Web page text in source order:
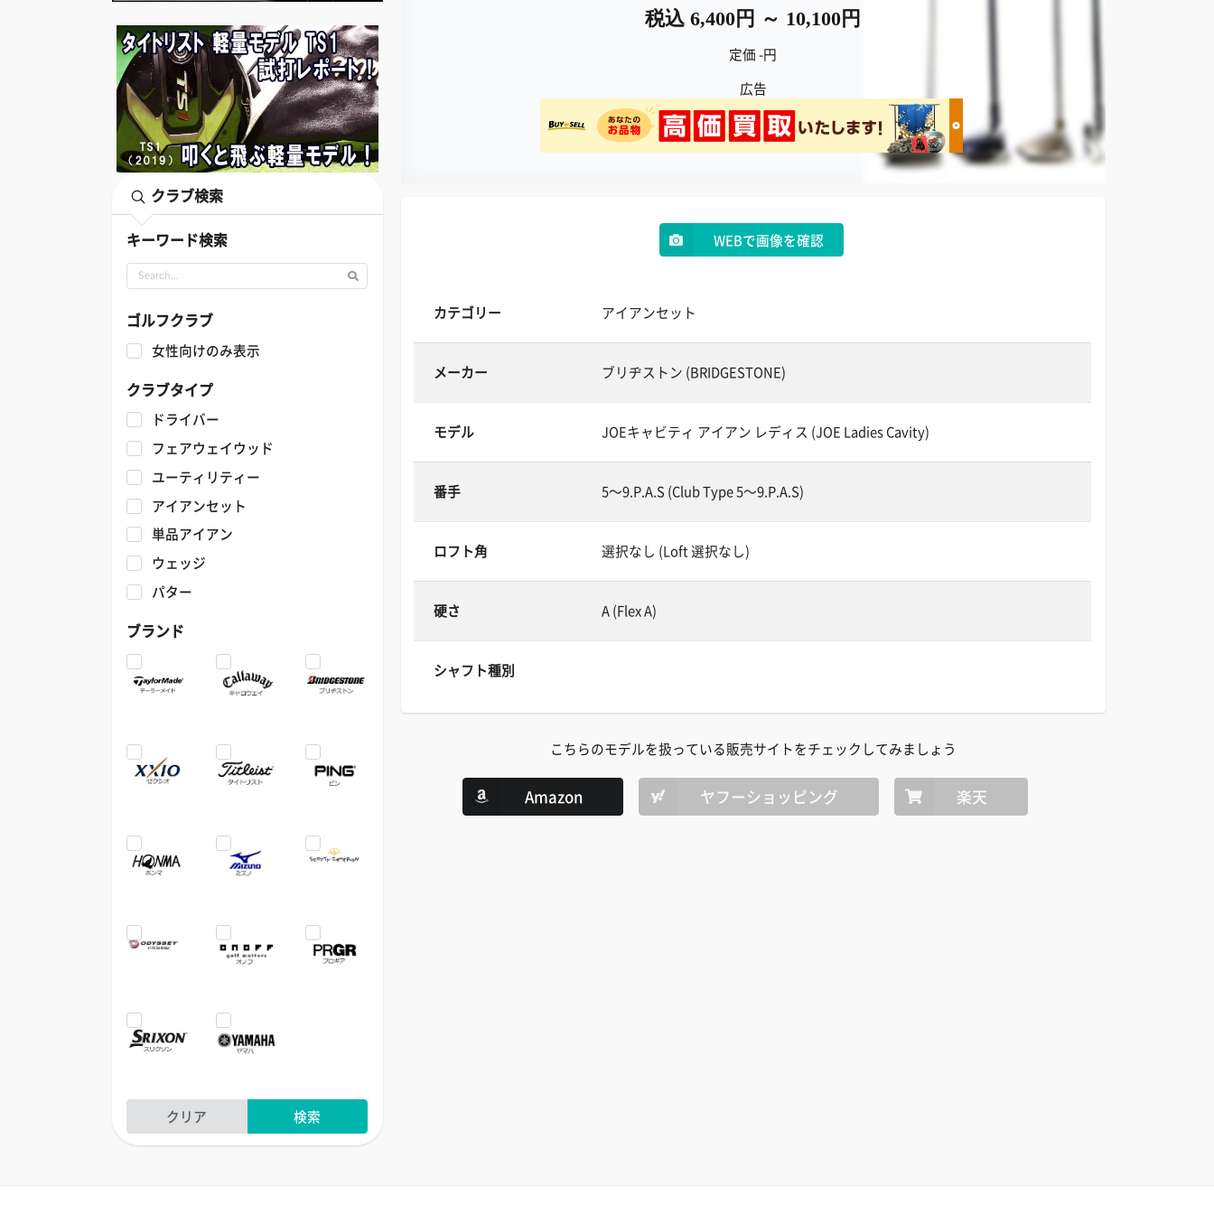
クラブ検索
キーワード検索
ゴルフクラブ
女性向けのみ表示
クラブタイプ
ドライバー
フェアウェイウッド
ユーティリティー
アイアンセット
単品アイアン
ウェッジ
パター
ブランド
クリア 検索
税込 6,400円 ～ 10,100円
定価 -円
広告
WEBで画像を確認
カテゴリー アイアンセット
メーカー ブリヂストン (BRIDGESTONE)
モデル JOEキャビティ アイアン レディス (JOE Ladies Cavity)
番手 5～9.P.A.S (Club Type 5～9.P.A.S)
ロフト角 選択なし (Loft 選択なし)
硬さ A (Flex A)
シャフト種別
こちらのモデルを扱っている販売サイトをチェックしてみましょう
Amazon ヤフーショッピング 楽天